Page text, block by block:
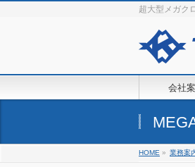
超大型メガク
会社
HOME » 業務案